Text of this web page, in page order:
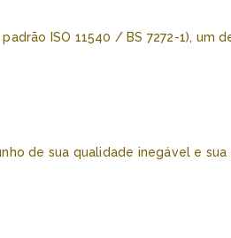
ISO 11540 / BS 7272-1), um
de sua qualidade inegável e